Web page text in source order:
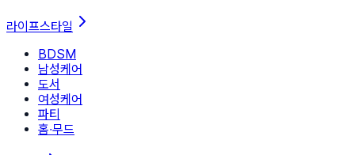
라이프스타일
BDSM
남성케어
도서
여성케어
파티
홈∙무드